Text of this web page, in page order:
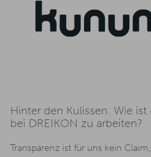
Hinter den Kulissen: Wie
bei DREIKON zu arbeiten?
Transparenz ist für uns kein